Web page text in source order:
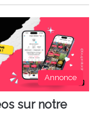
Annonce
sur notre